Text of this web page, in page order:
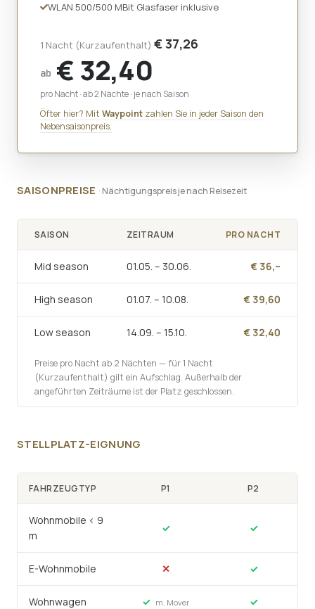
WLAN 500/500 MBit Glasfaser inklusive
1 Nacht (Kurzaufenthalt) € 37,26
ab € 32,40
pro Nacht · ab 2 Nächte · je nach Saison
Öfter hier? Mit Waypoint zahlen Sie in jeder Saison den
Nebensaisonpreis.
SAISONPREISE · Nächtigungspreis je nach Reisezeit
SAISON ZEITRAUM PRO NACHT
Mid season 01.05. – 30.06. € 36,–
High season 01.07. – 10.08. € 39,60
Low season 14.09. – 15.10. € 32,40
Preise pro Nacht ab 2 Nächten — für 1 Nacht
(Kurzaufenthalt) gilt ein Aufschlag. Außerhalb der
angeführten Zeiträume ist der Platz geschlossen.
STELLPLATZ-EIGNUNG
FAHRZEUGTYP P1 P2
Wohnmobile < 9
m
✓ ✓
E-Wohnmobile ✕ ✓
Wohnwagen ✓ m. Mover ✓